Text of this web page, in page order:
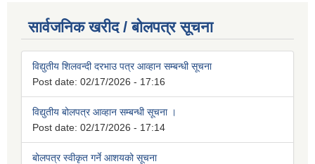
सार्वजनिक खरीद / बोलपत्र सूचना
विद्युतीय शिलवन्दी दरभाउ पत्र आव्हान सम्बन्धी सूचना
Post date: 02/17/2026 - 17:16
विद्युतीय बोलपत्र आव्हान सम्बन्धी सूचना ।
Post date: 02/17/2026 - 17:14
बोलपत्र स्वीकृत गर्ने आशयको सूचना